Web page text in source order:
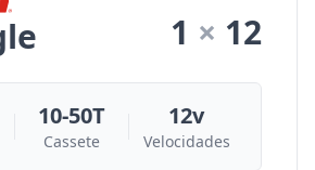
1 × 12
Cassete
10-50T
Velocidades
12v